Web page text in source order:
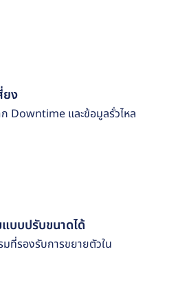
ยง
Downtime และข้อมูลรั่วไหล
บบปรับขนาดได้
ที่รองรับการขยายตัวใน